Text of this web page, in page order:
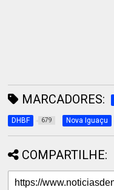
MARCADORES:
DHBF 679 Nova Iguaçu
COMPARTILHE: